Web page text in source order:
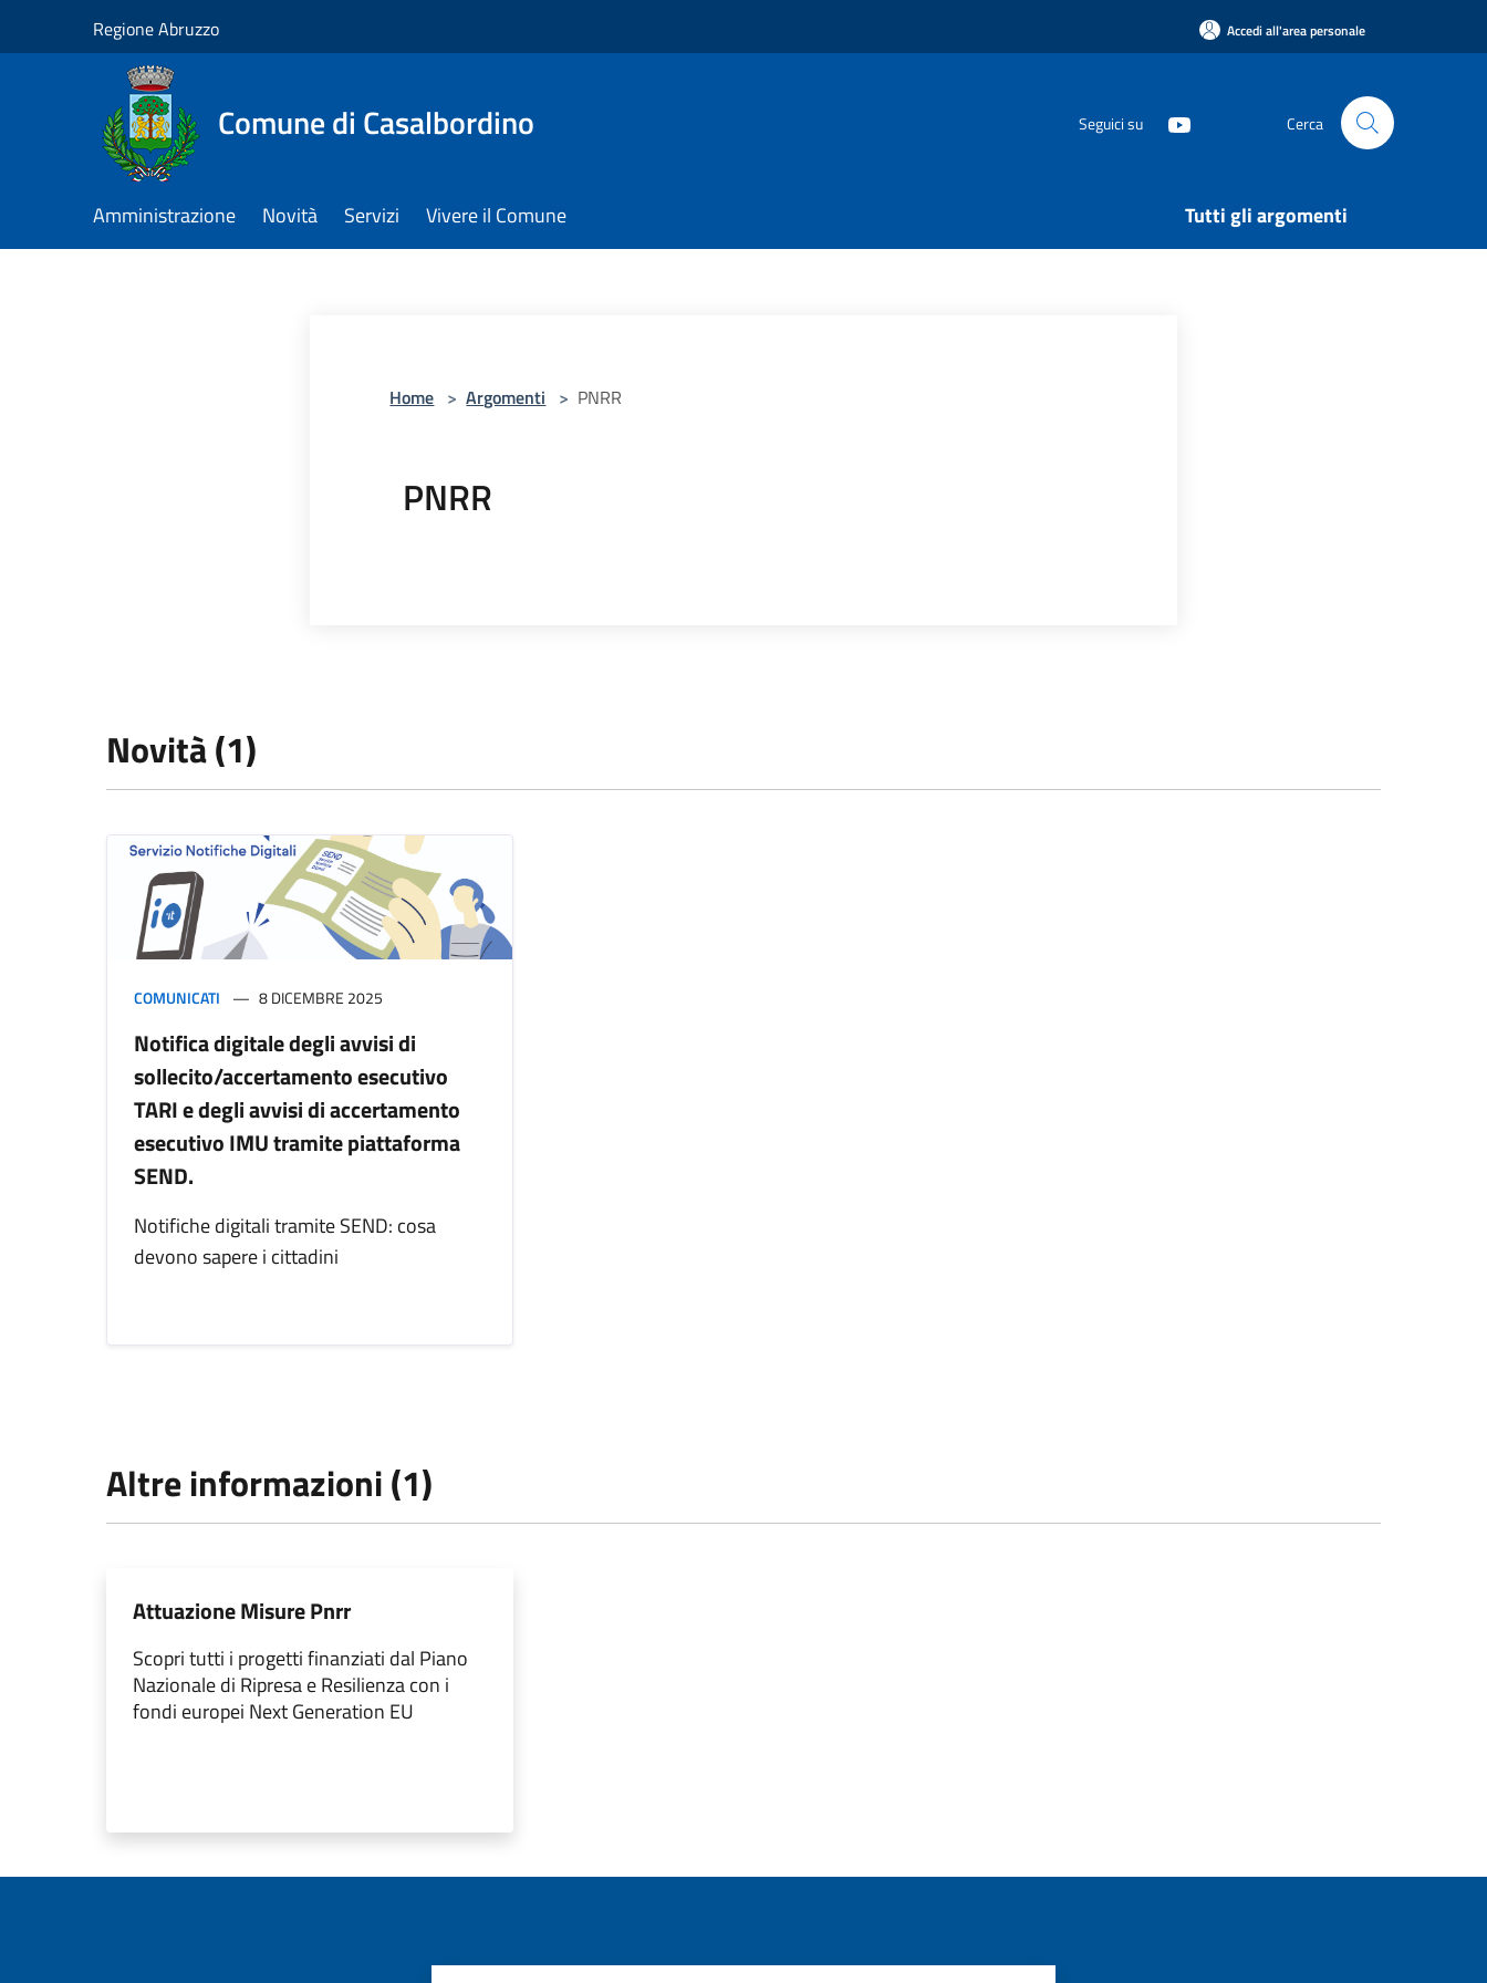
Regione Abruzzo Accedi all'area personale
Comune di Casalbordino Seguici su Cerca
Amministrazione Novità Servizi Vivere il Comune Tutti gli argomenti
Home > Argomenti > PNRR
PNRR
Novità (1)
COMUNICATI 8 DICEMBRE 2025
Notifica digitale degli avvisi di
sollecito/accertamento esecutivo
TARI e degli avvisi di accertamento
esecutivo IMU tramite piattaforma
SEND.
Notifiche digitali tramite SEND: cosa
devono sapere i cittadini
Altre informazioni (1)
Attuazione Misure Pnrr
Scopri tutti i progetti finanziati dal Piano
Nazionale di Ripresa e Resilienza con i
fondi europei Next Generation EU